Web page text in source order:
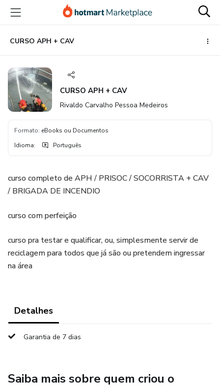
para
conteúdo
principal
para
pagamento
para
rodapé
CURSO APH + CAV
CURSO APH + CAV
Rivaldo Carvalho Pessoa Medeiros
Formato: eBooks ou Documentos
Idioma: Português
curso completo de APH / PRISOC / SOCORRISTA + CAV
/ BRIGADA DE INCENDIO
curso com perfeição
curso pra testar e qualificar, ou, simplesmente servir de
reciclagem para todos que já são ou pretendem ingressar
na área
Detalhes
Garantia de 7 dias
Saiba mais sobre quem criou o